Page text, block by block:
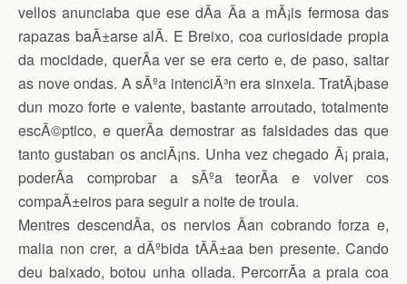
vellos anunciaba que ese dÃ­a Ã­a a mÃ¡is fermosa das
rapazas baÃ±arse alÃ­. E Breixo, coa curiosidade propia
da mocidade, querÃ­a ver se era certo e, de paso, saltar
as nove ondas. A sÃºa intenciÃ³n era sinxela. TratÃ¡base
dun mozo forte e valente, bastante arroutado, totalmente
escÃ©ptico, e querÃ­a demostrar as falsidades das que
tanto gustaban os anciÃ¡ns. Unha vez chegado Ã¡ praia,
poderÃ­a comprobar a sÃºa teorÃ­a e volver cos
compaÃ±eiros para seguir a noite de troula.
Mentres descendÃ­a, os nervios Ã­an cobrando forza e,
malia non crer, a dÃºbida tÃ­Ã±aa ben presente. Cando
deu baixado, botou unha ollada. PercorrÃ­a a praia coa